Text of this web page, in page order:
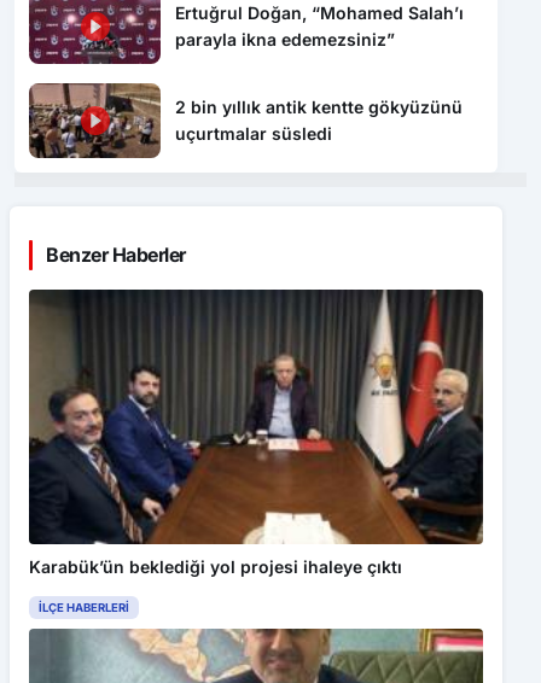
Ertuğrul Doğan, “Mohamed Salah’ı
parayla ikna edemezsiniz”
2 bin yıllık antik kentte gökyüzünü
uçurtmalar süsledi
Benzer Haberler
Karabük’ün beklediği yol projesi ihaleye çıktı
İLÇE HABERLERI